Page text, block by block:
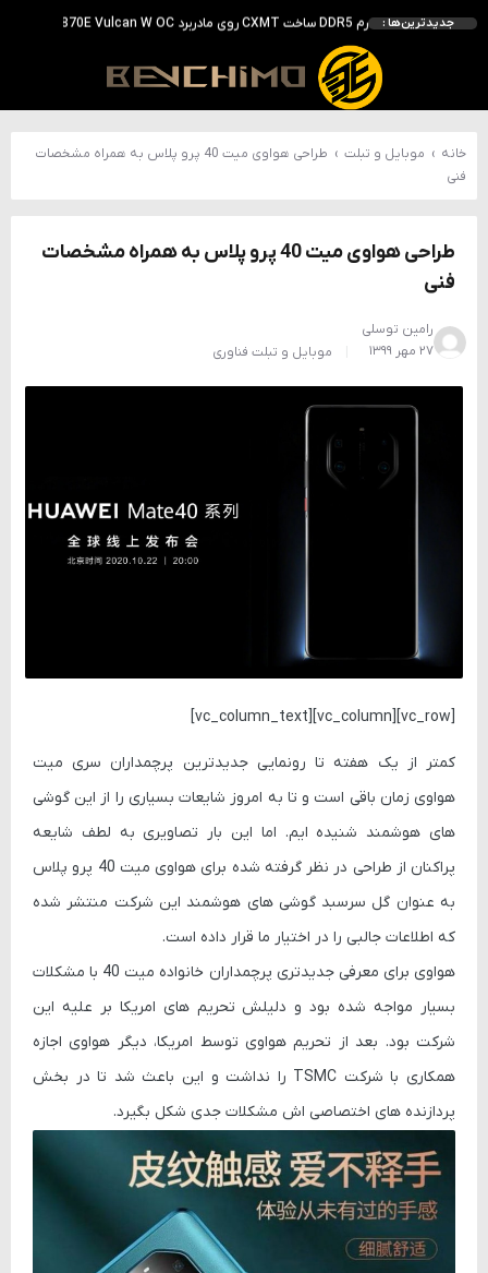
جدیدترین‌ها :
بررسی ASUS ROG Astral RTX 5090 در برابر Astral LC؛ آیا کارت گرافیک خنک‌تر واقعاً سریع‌تر است؟
احتمال معرفی GeForce RTX 5070 SUPER با حافظه 18 گیگابایتی؛ ارتقای محسوس نسبت به مدل استاندارد
انویدیا DLSS 5 را با سه مدل هوش مصنوعی معرفی کرد؛ انتقادهای اولیه نتیجه داد
انویدیا پردازنده 88 هسته‌ای Vera را معرفی کرد؛ CPU اختصاصی برای نسل بعدی هوش مصنوعی
خانه › موبایل و تبلت ›
طراحی هواوی میت 40 پرو پلاس به همراه مشخصات
فنی
طراحی هواوی میت 40 پرو پلاس به همراه مشخصات
فنی
رامین توسلی
۲۷ مهر ۱۳۹۹
موبایل و تبلت فناوری
[vc_row][vc_column][vc_column_text]
کمتر از یک هفته تا رونمایی جدیدترین پرچمداران سری میت
هواوی زمان باقی است و تا به امروز شایعات بسیاری را از این گوشی
های هوشمند شنیده ایم. اما این بار تصاویری به لطف شایعه
پراکنان از طراحی در نظر گرفته شده برای هواوی میت 40 پرو پلاس
به عنوان گل سرسبد گوشی های هوشمند این شرکت منتشر شده
که اطلاعات جالبی را در اختیار ما قرار داده است.
هواوی برای معرفی جدیدتری پرچمداران خانواده میت 40 با مشکلات
بسیار مواجه شده بود و دلیلش تحریم های امریکا بر علیه این
شرکت بود. بعد از تحریم هواوی توسط امریکا، دیگر هواوی اجازه
همکاری با شرکت TSMC را نداشت و این باعث شد تا در بخش
پردازنده های اختصاصی اش مشکلات جدی شکل بگیرد.